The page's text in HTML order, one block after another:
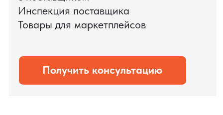
Оставить заявку